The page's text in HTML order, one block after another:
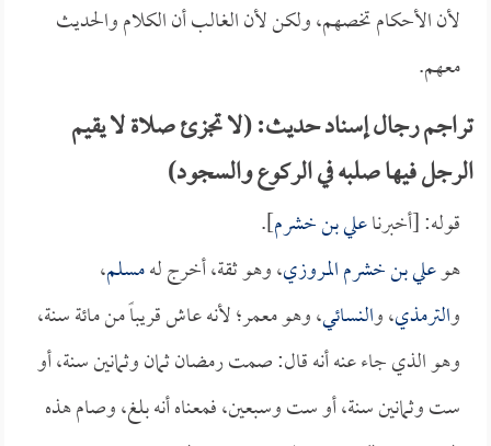
لأن الأحكام تخصهم، ولكن لأن الغالب أن الكلام والحديث
معهم.
تراجم رجال إسناد حديث: (لا تجزئ صلاة لا يقيم
الرجل فيها صلبه في الركوع والسجود)
قوله: [أخبرناعلي بن خشرم].
هوعلي بن خشرم المروزي، وهو ثقة، أخرج لهمسلم،
والترمذي، والنسائي، وهو معمر؛ لأنه عاش قريباً من مائة سنة،
وهو الذي جاء عنه أنه قال: صمت رمضان ثمان وثمانين سنة، أو
ست وثمانين سنة، أو ست وسبعين، فمعناه أنه بلغ، وصام هذه